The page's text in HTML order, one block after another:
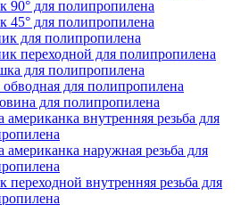
90° для полипропилена
45° для полипропилена
для полипропилена
переходной для полипропилена
для полипропилена
для полипропилена
для полипропилена
внутренняя резьба для
наружная резьба для
переходной внутренняя резьба для